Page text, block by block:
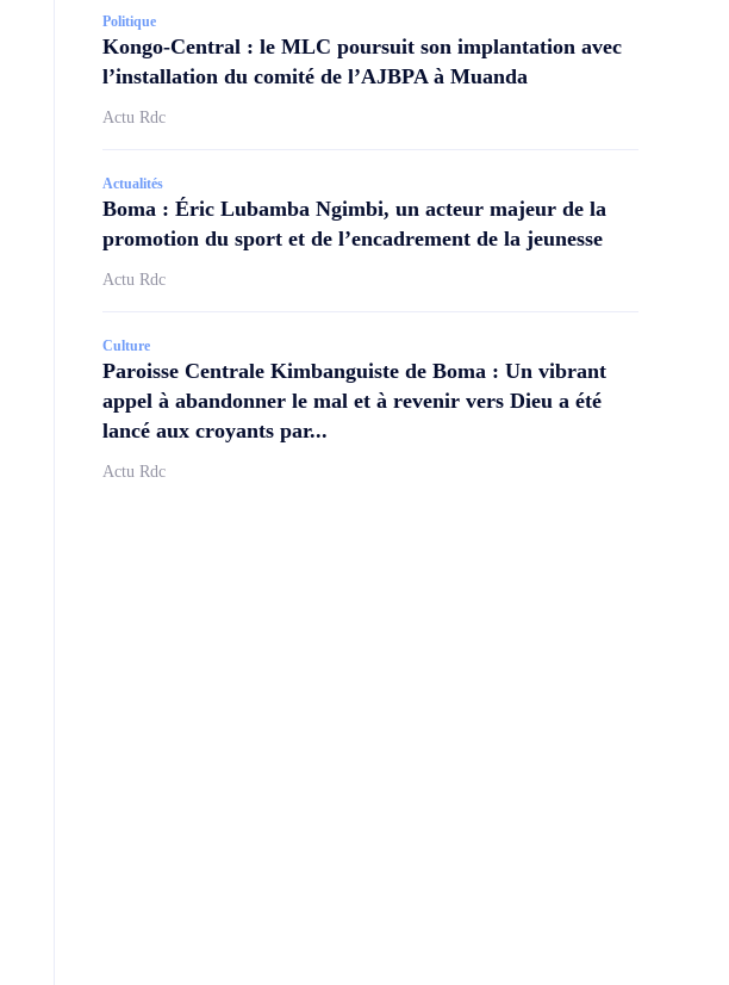
Politique
Kongo-Central : le MLC poursuit son implantation avec
l’installation du comité de l’AJBPA à Muanda
Actu Rdc
Actualités
Boma : Éric Lubamba Ngimbi, un acteur majeur de la
promotion du sport et de l’encadrement de la jeunesse
Actu Rdc
Culture
Paroisse Centrale Kimbanguiste de Boma : Un vibrant
appel à abandonner le mal et à revenir vers Dieu a été
lancé aux croyants par...
Actu Rdc